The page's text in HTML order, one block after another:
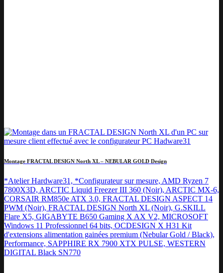
Montage FRACTAL DESIGN North XL – NEBULAR GOLD Design
*Atelier Hardware31, *Configurateur sur mesure, AMD Ryzen 7
7800X3D, ARCTIC Liquid Freezer III 360 (Noir), ARCTIC MX-6,
CORSAIR RM850e ATX 3.0, FRACTAL DESIGN ASPECT 14
PWM (Noir), FRACTAL DESIGN North XL (Noir), G.SKILL
Flare X5, GIGABYTE B650 Gaming X AX V2, MICROSOFT
Windows 11 Professionnel 64 bits, OCDESIGN X H31 Kit
d'extensions alimentation gainées premium (Nebular Gold / Black),
Performance, SAPPHIRE RX 7900 XTX PULSE, WESTERN
DIGITAL Black SN770